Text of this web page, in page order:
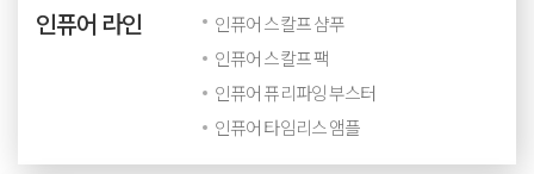
인퓨어 라인
인퓨어 스칼프 샴푸
인퓨어 스칼프 팩
인퓨어 퓨리파잉 부스터
인퓨어 타임리스 앰플